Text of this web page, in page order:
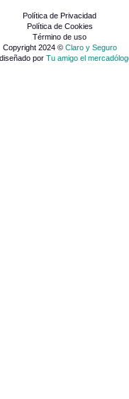
Política de Cookies
Término de uso
Copyright 2024 ©Claro y Seguro
diseñado porTu amigo el mercadólogo